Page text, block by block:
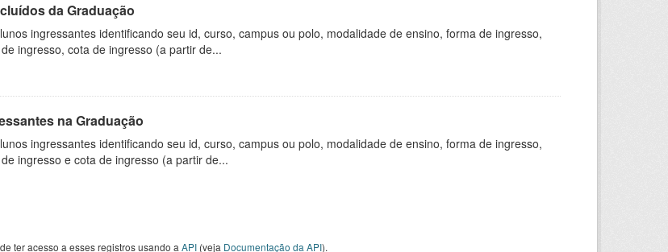
da Graduação
ingressantes identificando seu id, curso, campus ou polo, modalidade de ensino, forma de ingresso,
ingresso, cota de ingresso (a partir de...
na Graduação
ingressantes identificando seu id, curso, campus ou polo, modalidade de ensino, forma de ingresso,
ingresso e cota de ingresso (a partir de...
ter acesso a esses registros usando a API (veja Documentação da API).